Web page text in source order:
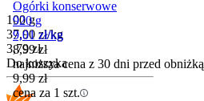
Ogórki konserwowe
920 g
9,01 zł/kg
8,99 zł
najniższa cena z 30 dni przed obniżką
9,99 zł
cena za 1 szt.
100 g
37,90 zł/kg
Cena
3,79 zł
Do koszyka